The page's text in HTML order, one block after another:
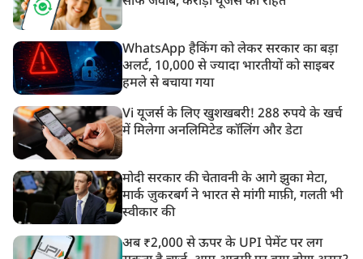
WhatsApp हैकिंग को लेकर सरकार का बड़ा
अलर्ट, 10,000 से ज्यादा भारतीयों को साइबर
हमले से बचाया गया
Vi यूजर्स के लिए खुशखबरी! 288 रुपये के खर्च
में मिलेगा अनलिमिटेड कॉलिंग और डेटा
मोदी सरकार की चेतावनी के आगे झुका मेटा,
मार्क ज़ुकरबर्ग ने भारत से मांगी माफ़ी, गलती भी
स्वीकार की
अब ₹2,000 से ऊपर के UPI पेमेंट पर लग